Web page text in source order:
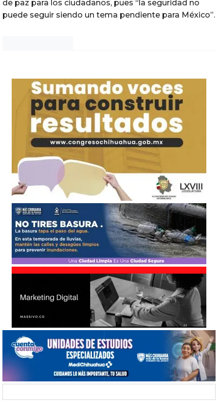
de paz para los ciudadanos, pues “la seguridad no
puede seguir siendo un tema pendiente para México”.